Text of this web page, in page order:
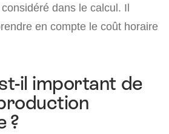
dans le calcul. Il
en compte le coût horaire
il important de
?